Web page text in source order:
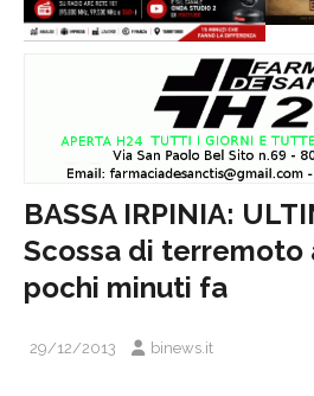
BASSA IRPINIA:
Scossa di
pochi minuti fa
29/12/2013 binews.it